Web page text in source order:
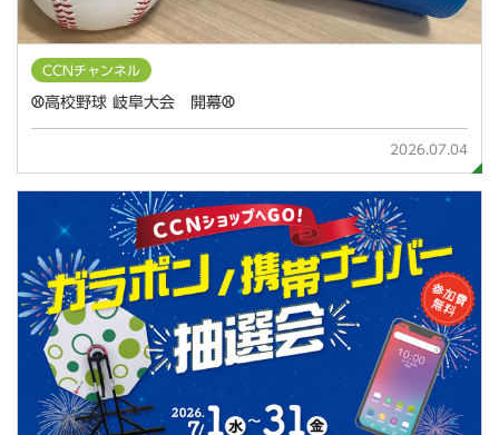
CCNチャンネル
⚾高校野球 岐阜大会 開幕⚾
2026.07.04